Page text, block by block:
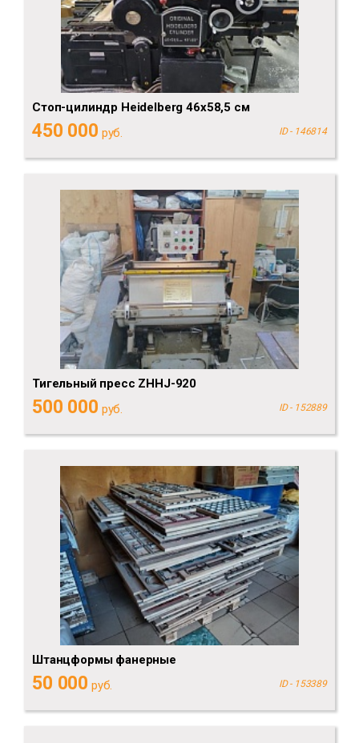
Стоп-цилиндр Heidelberg 46х58,5 см
450 000 руб. ID - 146814
Тигельный пресс ZHHJ-920
500 000 руб. ID - 152889
Штанцформы фанерные
50 000 руб. ID - 153389